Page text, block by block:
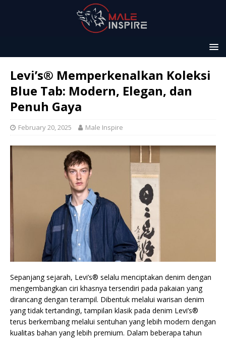
Levi’s® Memperkenalkan Koleksi
Blue Tab: Modern, Elegan, dan
Penuh Gaya
February 20, 2025 Male Inspire
Sepanjang sejarah, Levi’s® selalu menciptakan denim dengan
mengembangkan ciri khasnya tersendiri pada pakaian yang
dirancang dengan terampil. Dibentuk melalui warisan denim
yang tidak tertandingi, tampilan klasik pada denim Levi’s®
terus berkembang melalui sentuhan yang lebih modern dengan
kualitas bahan yang lebih premium. Dalam beberapa tahun